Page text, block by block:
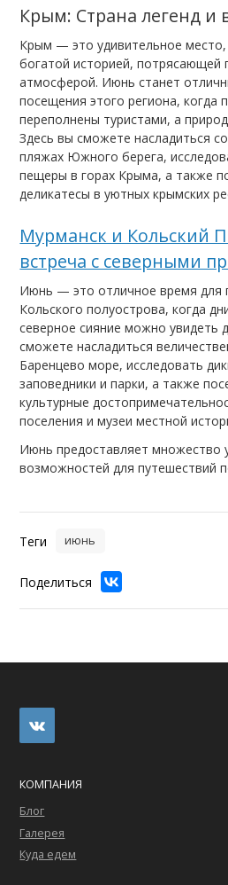
Крым: Страна легенд и
Крым — это удивительное
богатой историей, потрясающей
атмосферой. Июнь станет
посещения этого региона, когда
переполнены туристами, а
Здесь вы сможете насладиться
пляжах Южного берега,
пещеры в горах Крыма, а также
деликатесы в уютных крымских
Мурманск и Кольский
встреча с северными
Июнь — это отличное время для
Кольского полуострова, когда
северное сияние можно увидеть
сможете насладиться
Баренцево море, исследовать
заповедники и парки, а также
культурные
поселения и музеи местной
Июнь предоставляет множество
возможностей для путешествий
Теги июнь
Поделиться
КОМПАНИЯ
Блог
Галерея
Куда едем